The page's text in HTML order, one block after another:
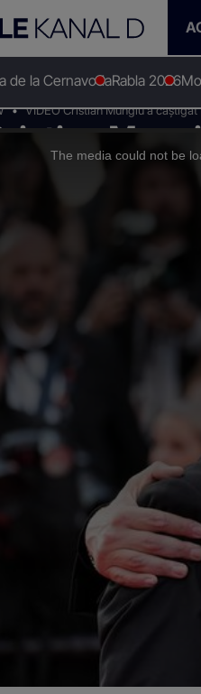
de la CernavodaRabla 2026
VIDEO Cristian Mungiu a
seară va
The media could not be